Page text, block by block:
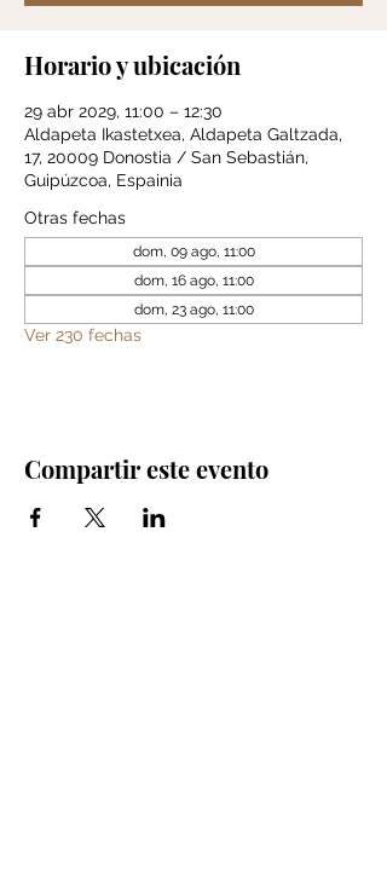
Horario y ubicación
29 abr 2029, 11:00 – 12:30
Aldapeta Ikastetxea, Aldapeta Galtzada,
17, 20009 Donostia / San Sebastián,
Guipúzcoa, Espainia
Otras fechas
dom, 09 ago, 11:00
dom, 16 ago, 11:00
dom, 23 ago, 11:00
Ver 230 fechas
Compartir este evento